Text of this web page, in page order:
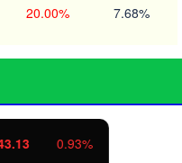
20.00% 7.68%
11.37 1.01%